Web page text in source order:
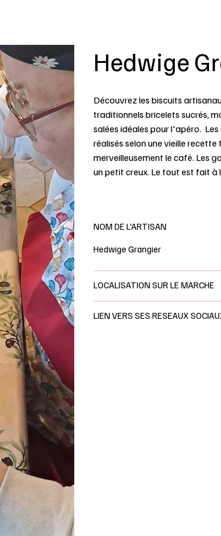
Hedwige
Découvrez les biscuits
traditionnels bricelets sucrés,
salées idéales pour l'apéro.
réalisés selon une vieille
merveilleusement le café. Les
un petit creux. Le tout est fait à
NOM DE L'ARTISAN
Hedwige Grangier
LOCALISATION SUR LE MARCHE
LIEN VERS SES RESEAUX